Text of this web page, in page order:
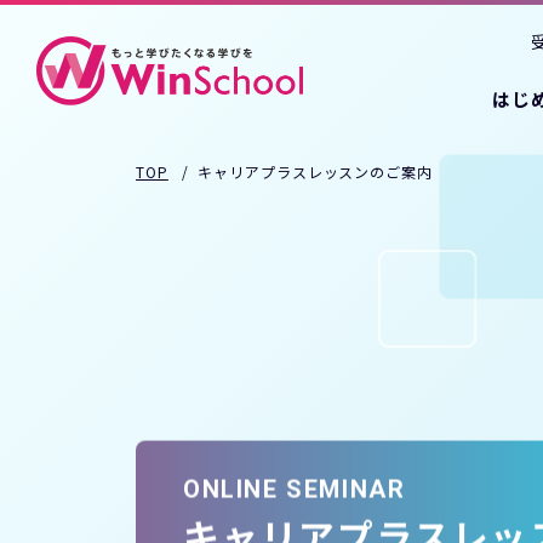
はじ
TOP キャリアプラスレッスンのご案内
ONLINE SEMINAR